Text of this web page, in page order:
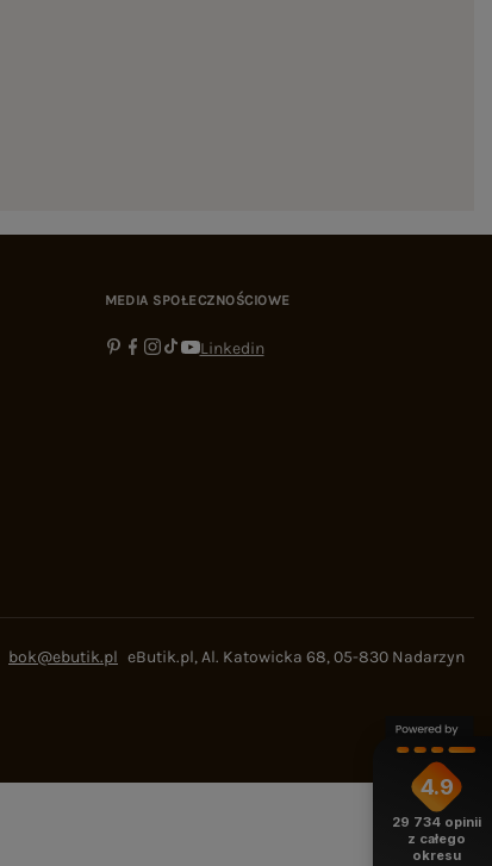
MEDIA SPOŁECZNOŚCIOWE
Linkedin
bok@ebutik.pl eButik.pl,Al. Katowicka 68,05-830 Nadarzyn
4.9
29 734 opinii
z całego
okresu